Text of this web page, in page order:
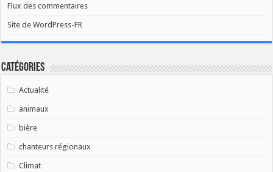
Flux des commentaires
Site de WordPress-FR
Catégories
Actualité
animaux
bière
chanteurs régionaux
Climat